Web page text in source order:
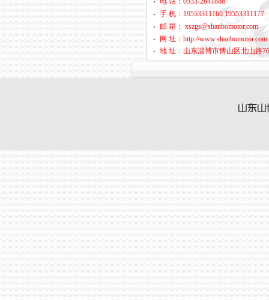
手 机：19553311166 19553311177
邮 箱： xszgs@shanbomotor.com
网 址：http://www.shanbomotor.com
地 址：山东淄博市博山区北山路